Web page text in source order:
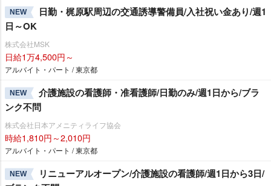
NEW
日勤・梶原駅周辺の交通誘導警備員/入社祝い金あり/週1
日～OK
株式会社MSK
日給1万4,500円～
アルバイト・パート / 東京都
NEW
介護施設の看護師・准看護師/日勤のみ/週1日から/ブラ
ンク不問
株式会社日本アメニティライフ協会
時給1,810円～2,010円
アルバイト・パート / 東京都
NEW
リニューアルオープン/介護施設の看護師/週1日から3日/